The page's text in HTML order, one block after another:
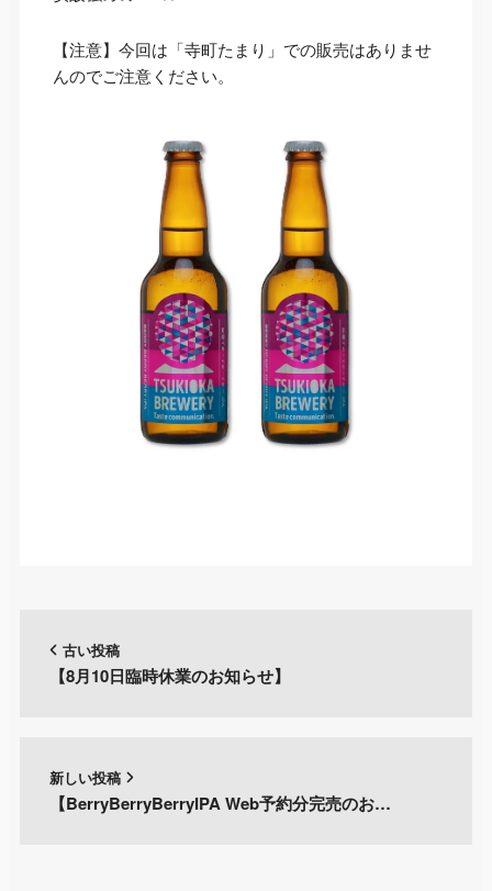
【注意】今回は「寺町たまり」での販売はありませ
んのでご注意ください。
古い投稿
【8月10日臨時休業のお知らせ】
新しい投稿
【BerryBerryBerryIPA Web予約分完売のお…